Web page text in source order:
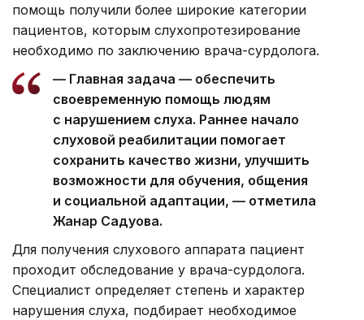
помощь получили более широкие категории
пациентов, которым слухопротезирование
необходимо по заключению врача-сурдолога.
— Главная задача — обеспечить
своевременную помощь людям
с нарушением слуха. Раннее начало
слуховой реабилитации помогает
сохранить качество жизни, улучшить
возможности для обучения, общения
и социальной адаптации, — отметила
Жанар Садуова.
Для получения слухового аппарата пациент
проходит обследование у врача-сурдолога.
Специалист определяет степень и характер
нарушения слуха, подбирает необходимое